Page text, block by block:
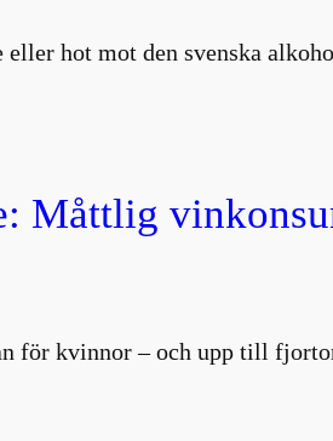
eller hot mot den svenska
Måttlig
för kvinnor – och upp till